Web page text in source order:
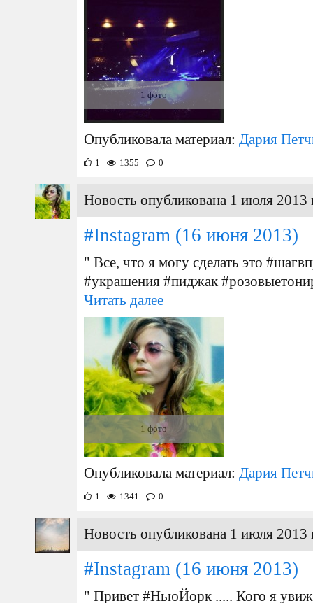
1 фото
Опубликовала материал: Дария
1 1355 0
Новость опубликована 1 июля 2013
#Instagram (16 июня 2013)
" Все, что я могу сделать это
#украшения #пиджак
Читать далее
1 фото
Опубликовала материал: Дария
1 1341 0
Новость опубликована 1 июля 2013
#Instagram (16 июня 2013)
" Привет #НьюЙорк ..... Кого я